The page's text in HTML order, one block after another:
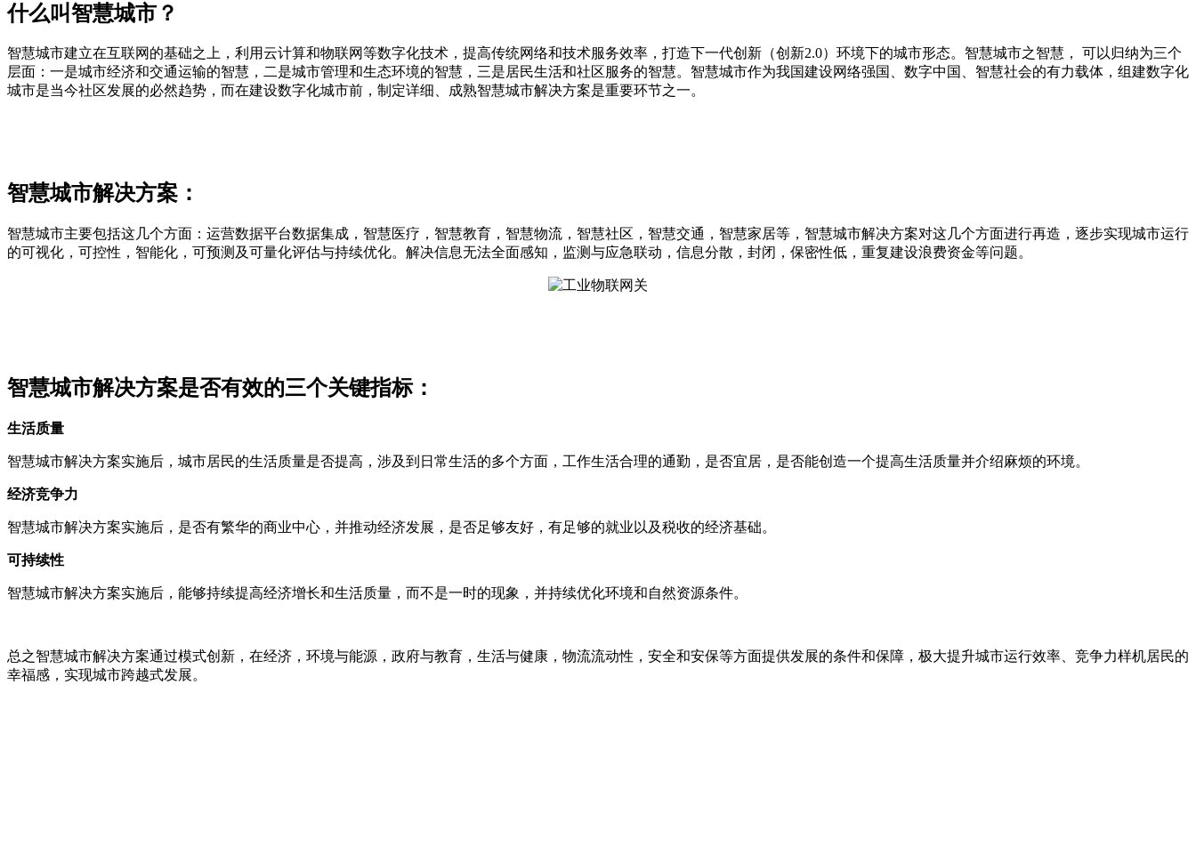
什么叫智慧城市？
智慧城市建立在互联网的基础之上，利用云计算和物联网等数字化技术，提高传统网络和技术服务效率，打造下一代创新（创新2.0）环境下的城市形态。智慧城市之智慧， 可以归纳为三个
层面：一是城市经济和交通运输的智慧，二是城市管理和生态环境的智慧，三是居民生活和社区服务的智慧。智慧城市作为我国建设网络强国、数字中国、智慧社会的有力载体，组建数字化
城市是当今社区发展的必然趋势，而在建设数字化城市前，制定详细、成熟智慧城市解决方案是重要环节之一。
智慧城市解决方案：
智慧城市主要包括这几个方面：运营数据平台数据集成，智慧医疗，智慧教育，智慧物流，智慧社区，智慧交通，智慧家居等，智慧城市解决方案对这几个方面进行再造，逐步实现城市运行
的可视化，可控性，智能化，可预测及可量化评估与持续优化。解决信息无法全面感知，监测与应急联动，信息分散，封闭，保密性低，重复建设浪费资金等问题。
智慧城市解决方案是否有效的三个关键指标：
生活质量
智慧城市解决方案实施后，城市居民的生活质量是否提高，涉及到日常生活的多个方面，工作生活合理的通勤，是否宜居，是否能创造一个提高生活质量并介绍麻烦的环境。
经济竞争力
智慧城市解决方案实施后，是否有繁华的商业中心，并推动经济发展，是否足够友好，有足够的就业以及税收的经济基础。
可持续性
智慧城市解决方案实施后，能够持续提高经济增长和生活质量，而不是一时的现象，并持续优化环境和自然资源条件。
总之智慧城市解决方案通过模式创新，在经济，环境与能源，政府与教育，生活与健康，物流流动性，安全和安保等方面提供发展的条件和保障，极大提升城市运行效率、竞争力样机居民的
幸福感，实现城市跨越式发展。